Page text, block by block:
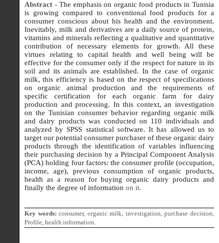
Abstract -The emphasis on organic food products in Tunisia
is growing compared to conventional food products for a
consumer conscious about his health and the environment.
Inevitably, milk and derivatives are a daily source of protein,
vitamins and minerals reflecting a qualitative and quantitative
contribution of necessary elements for growth. All these
virtues relating to capital health and well being will be
effective for the consumer only if the respect for nature in its
soil and its animals are established. In the case of organic
milk, this efficiency is based on the respect of specifications
on organic animal production and the requirements of
specific certification for each organic farm for dairy
production and processing. In this context, an investigation
on the Tunisian consumer behavior regarding organic milk
and dairy products was conducted on 110 individuals and
analyzed by SPSS statistical software. It has allowed us to
target our potential consumer purchaser of these organic dairy
products through the identification of variables influencing
their purchasing decision by a Principal Component Analysis
(PCA) holding four factors: the consumer profile (occupation,
income, age), previous consumption of organic products,
health as a reason for buying organic dairy products and
finally the degree of information on it.
Key words:consumer, organic milk, investigation, purchase decision,
Profile, health information.